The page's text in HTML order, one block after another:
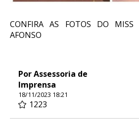
CONFIRA AS FOTOS DO MISS
AFONSO
Por Assessoria de
Imprensa
18/11/2023 18:21
1223